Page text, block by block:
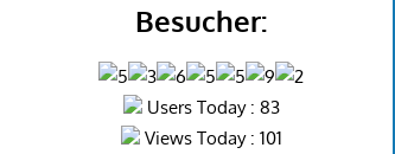
Besucher:
Users Today : 83
Views Today : 101